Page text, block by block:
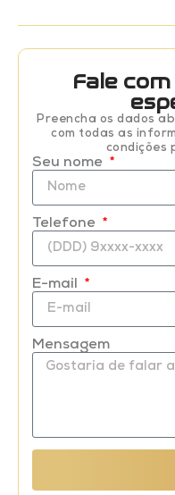
Fale
Preencha os dados
com todas as
condições
Seu nome
Telefone
E-mail
Mensagem